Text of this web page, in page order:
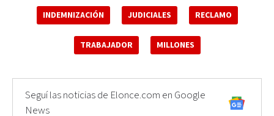
INDEMNIZACIÓN JUDICIALES RECLAMO
TRABAJADOR MILLONES
Seguí las noticias de Elonce.com en Google
News